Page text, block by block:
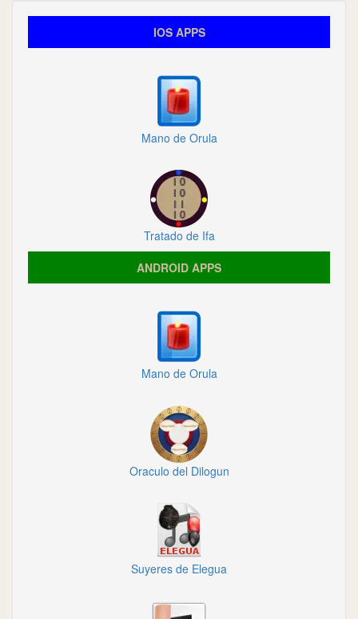
IOS APPS
Mano de Orula
Tratado de Ifa
ANDROID APPS
Mano de Orula
Oraculo del Dilogun
Suyeres de Elegua